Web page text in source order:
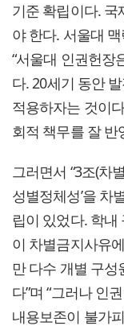
기준 확립이다.
야 한다. 서울대
“서울대 인권헌장
다. 20세기 동안
적용하자는 것이
회적 책무를 잘 반
그러면서 “3조(차
성별정체성’을 차
립이 있었다. 학
이 차별금지사유
만 다수 개별 구성
다”며 “그러나 인
내용보존이 불가